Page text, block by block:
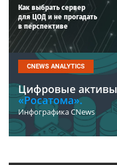
Как выбрать сервер
для ЦОД и не прогадать
в перспективе
CNEWS ANALYTICS
Цифровые активы
«Росатома».
Инфографика CNews